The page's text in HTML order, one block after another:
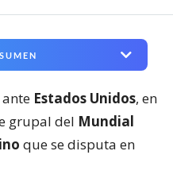
Estados Unidos, en
grupal del Mundial
que se disputa en